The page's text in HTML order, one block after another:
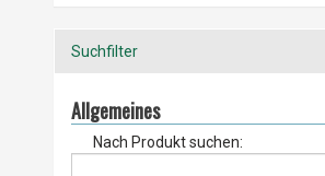
Suchfilter
Allgemeines
Nach Produkt suchen: